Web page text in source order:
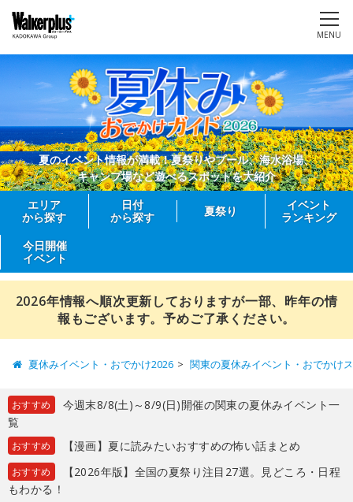
MENU
夏のイベント情報が満載！夏祭りやプール、海水浴場、
キャンプ場など遊べるスポットを大紹介
エリア
から探す
日付
から探す
夏祭り
イベント
ランキング
今日開催
イベント
2026年情報へ順次更新しておりますが一部、昨年の情
報もございます。予めご了承ください。
夏休みイベント・おでかけ2026 関東の夏休みイベント・おでかけ
おすすめ
今週末8/8(土)～8/9(日)開催の関東の夏休みイベント一
覧
おすすめ 【漫画】夏に読みたいおすすめの怖い話まとめ
おすすめ
【2026年版】全国の夏祭り注目27選。見どころ・日程
もわかる！